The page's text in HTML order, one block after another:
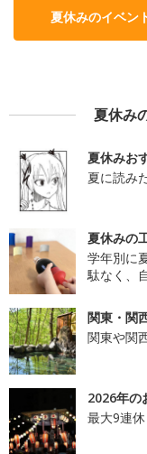
夏休みのイベン
夏休み
夏休みお
夏に読み
夏休みの
学年別に
駄なく、
関東・関
関東や関
2026年の
最大9連